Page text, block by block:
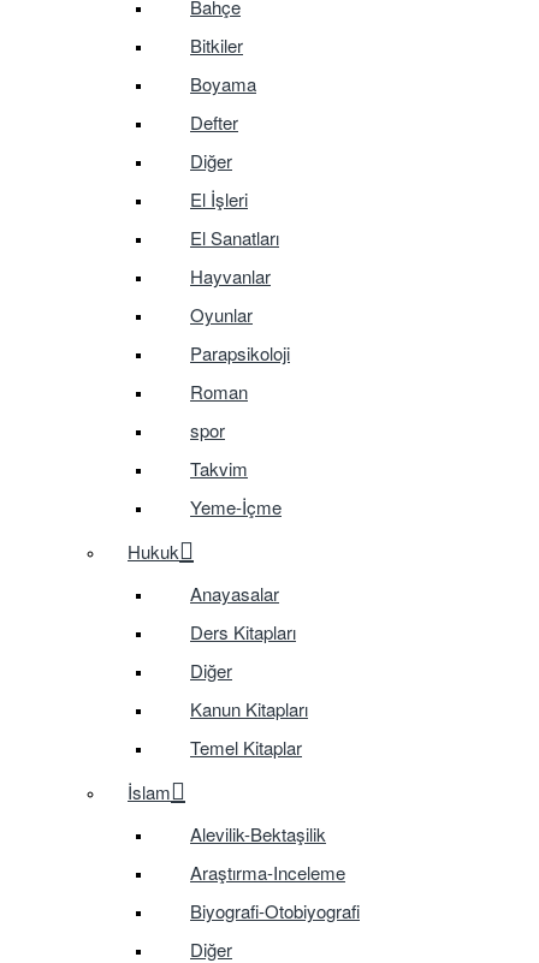
Bahçe
Bitkiler
Boyama
Defter
Diğer
El İşleri
El Sanatları
Hayvanlar
Oyunlar
Parapsikoloji
Roman
spor
Takvim
Yeme-İçme
Hukuk
Anayasalar
Ders Kitapları
Diğer
Kanun Kitapları
Temel Kitaplar
İslam
Alevilik-Bektaşilik
Araştırma-Inceleme
Biyografi-Otobiyografi
Diğer